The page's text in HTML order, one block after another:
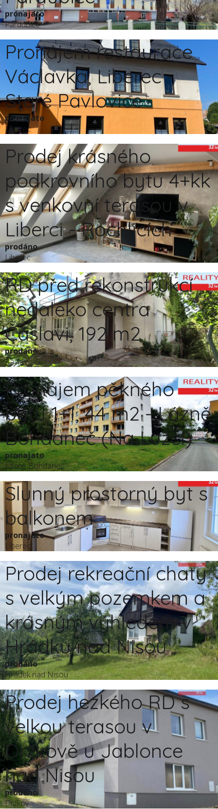
pronajato
Pardubice
Pronájem restaurace
Václavka, Liberec -
Staré Pavlovice
pronajato
Liberec
Prodej krásného
podkrovního bytu 4+kk
s venkovní terasou v
Liberci - Rochlicích
prodáno
Liberec
RD před rekonstrukcí
nedaleko centra
Čáslavi, 192 m2
prodáno
Čáslav
Pronájem pěkného
bytu 1+1, 44 m2 - Lázně
Bohdaneč (Na Lužci)
pronajato
Lázně Bohdaneč
Slunný prostorný byt s
balkonem
pronajato
Liberec
Prodej rekreační chaty
s velkým pozemkem a
krásným výhledem v
Hrádku nad Nisou
prodáno
Hrádek nad Nisou
Prodej hezkého RD s
velkou terasou v
Držkově u Jablonce
nad Nisou
prodáno
Držkov